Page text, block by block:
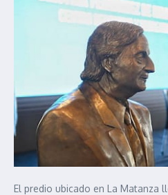
El predio ubicado en La Matanza